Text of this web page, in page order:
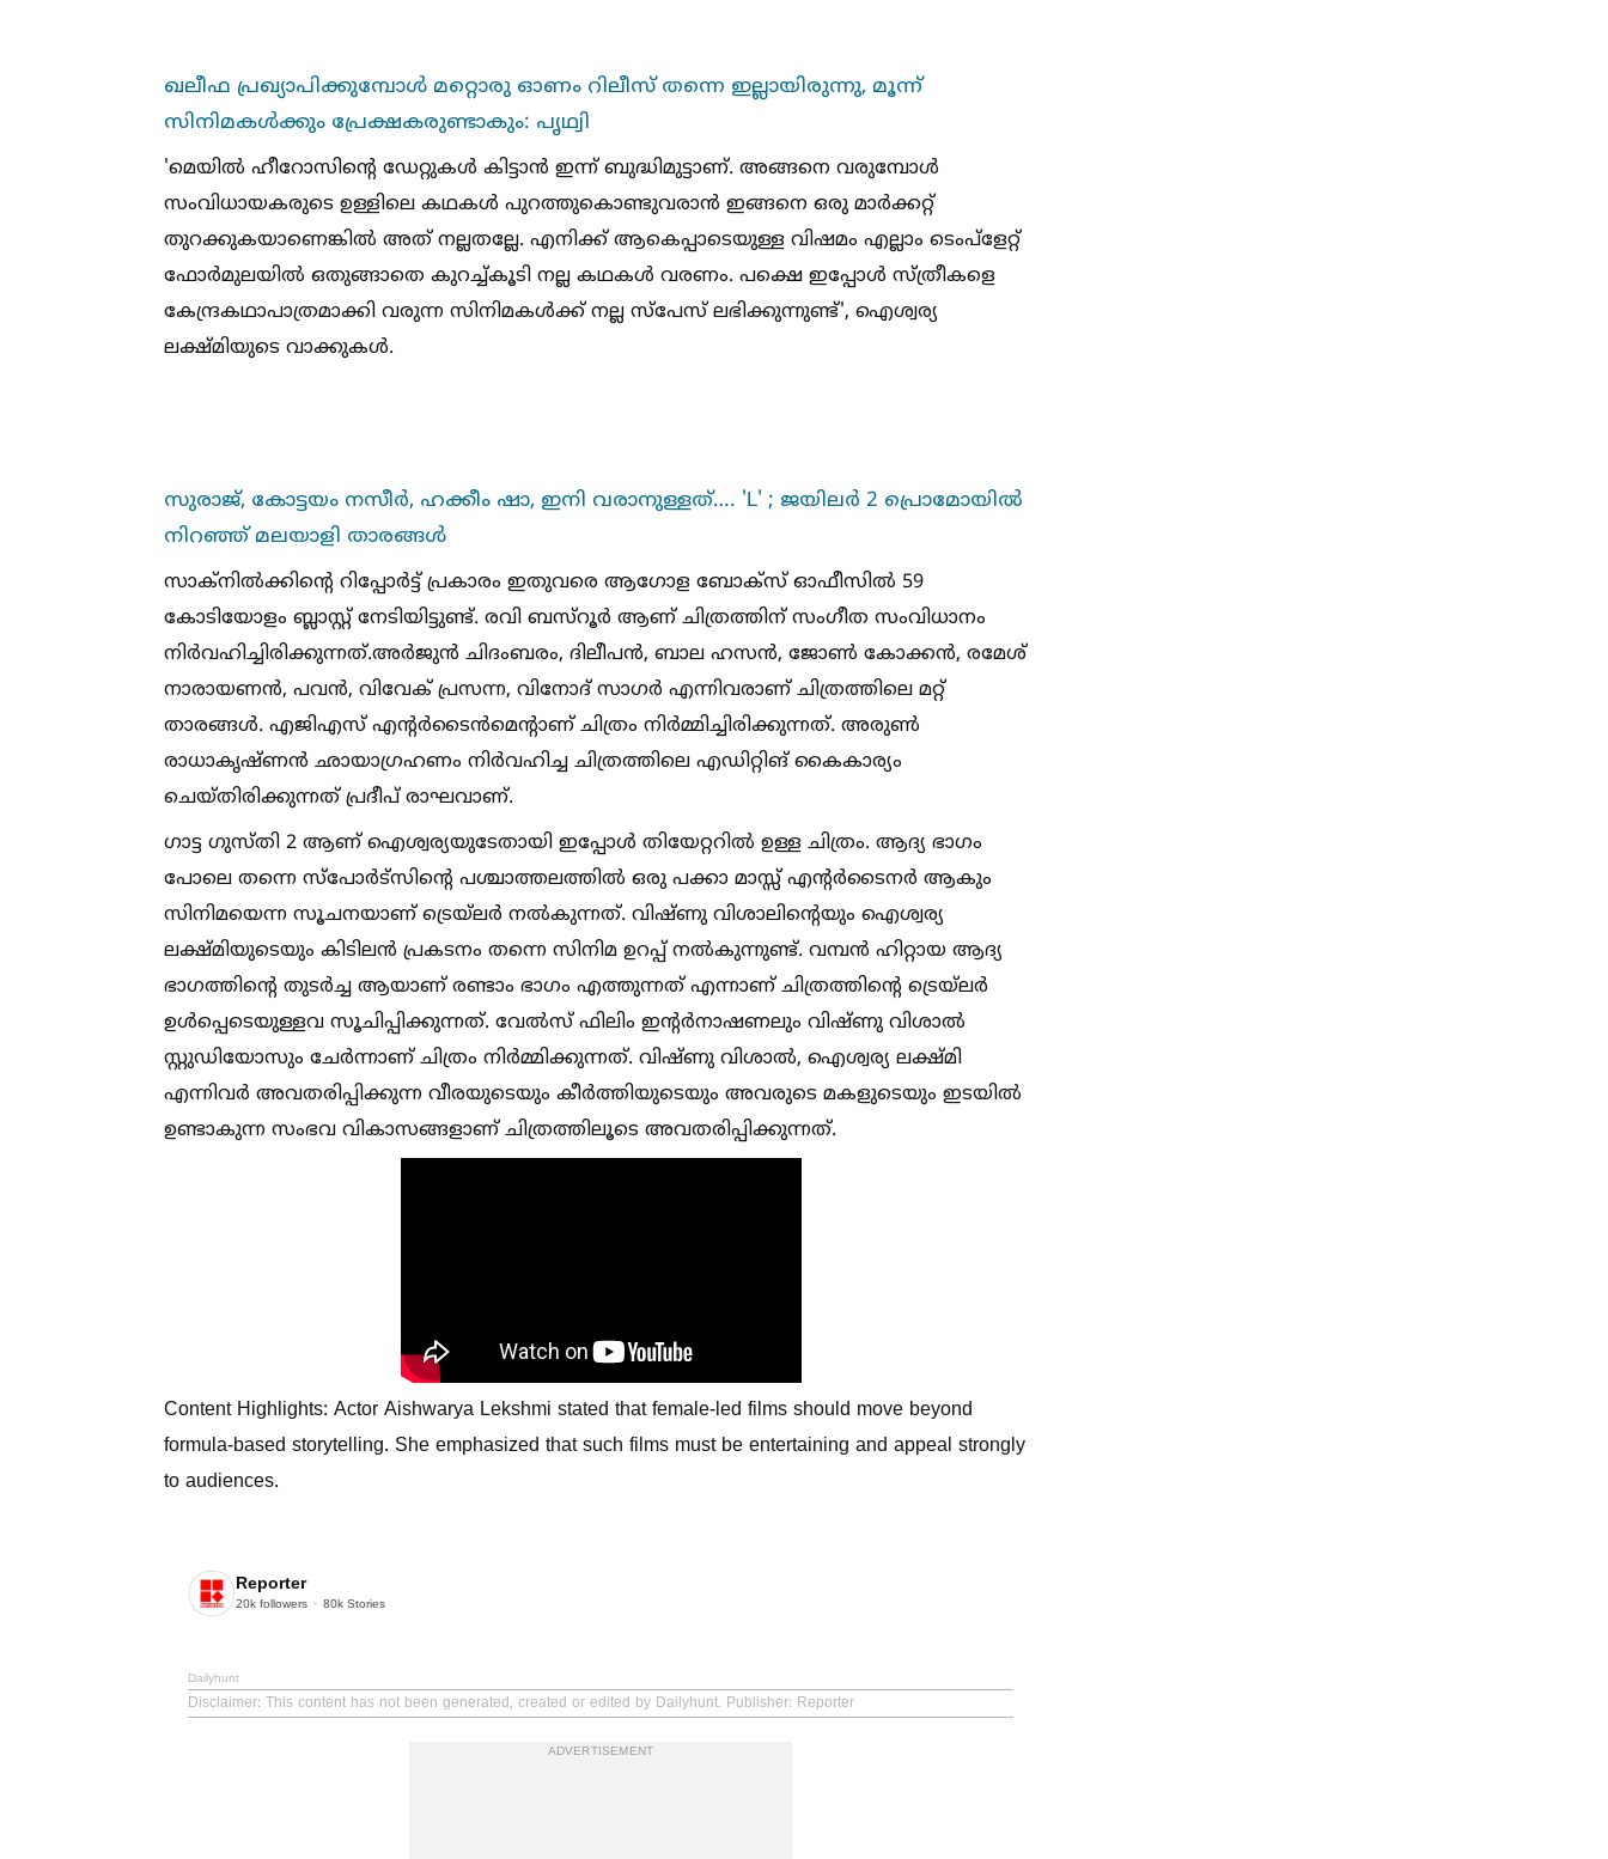
ഖലീഫ പ്രഖ്യാപിക്കുമ്പോള്‍ മറ്റൊരു ഓണം റിലീസ് തന്നെ ഇല്ലായിരുന്നു, മൂന്ന്
സിനിമകള്‍ക്കും പ്രേക്ഷകരുണ്ടാകും: പൃഥ്വി
'മെയില്‍ ഹീറോസിന്റെ ഡേറ്റുകള്‍ കിട്ടാൻ ഇന്ന് ബുദ്ധിമുട്ടാണ്. അങ്ങനെ വരുമ്പോള്‍
സംവിധായകരുടെ ഉള്ളിലെ കഥകള്‍ പുറത്തുകൊണ്ടുവരാൻ ഇങ്ങനെ ഒരു മാർക്കറ്റ്
തുറക്കുകയാണെങ്കില്‍ അത് നല്ലതല്ലേ. എനിക്ക് ആകെപ്പാടെയുള്ള വിഷമം എല്ലാം ടെംപ്ളേറ്റ്
ഫോർമുലയില്‍ ഒതുങ്ങാതെ കുറച്ച്‌കൂടി നല്ല കഥകള്‍ വരണം. പക്ഷെ ഇപ്പോള്‍ സ്ത്രീകളെ
കേന്ദ്രകഥാപാത്രമാക്കി വരുന്ന സിനിമകള്‍ക്ക് നല്ല സ്‌പേസ് ലഭിക്കുന്നുണ്ട്', ഐശ്വര്യ
ലക്ഷ്മിയുടെ വാക്കുകള്‍.
സുരാജ്, കോട്ടയം നസീർ, ഹക്കീം ഷാ, ഇനി വരാനുള്ളത്…. 'L' ; ജയിലർ 2 പ്രൊമോയില്‍
നിറഞ്ഞ് മലയാളി താരങ്ങള്‍
സാക്നില്‍ക്കിന്റെ റിപ്പോർട്ട് പ്രകാരം ഇതുവരെ ആഗോള ബോക്സ് ഓഫീസില്‍ 59
കോടിയോളം ബ്ലാസ്റ്റ് നേടിയിട്ടുണ്ട്. രവി ബസ്‌റൂർ ആണ് ചിത്രത്തിന് സംഗീത സംവിധാനം
നിർവഹിച്ചിരിക്കുന്നത്.അർജുൻ ചിദംബരം, ദിലീപൻ, ബാല ഹസൻ, ജോണ്‍ കോക്കൻ, രമേശ്
നാരായണൻ, പവൻ, വിവേക് പ്രസന്ന, വിനോദ് സാഗർ എന്നിവരാണ് ചിത്രത്തിലെ മറ്റ്
താരങ്ങള്‍. എജിഎസ് എന്റർടൈൻമെന്റാണ് ചിത്രം നിർമ്മിച്ചിരിക്കുന്നത്. അരുണ്‍
രാധാകൃഷ്ണൻ ഛായാഗ്രഹണം നിർവഹിച്ച ചിത്രത്തിലെ എഡിറ്റിങ് കൈകാര്യം
ചെയ്തിരിക്കുന്നത് പ്രദീപ് രാഘവാണ്.
ഗാട്ട ഗുസ്തി 2 ആണ് ഐശ്വര്യയുടേതായി ഇപ്പോള്‍ തിയേറ്ററില്‍ ഉള്ള ചിത്രം. ആദ്യ ഭാഗം
പോലെ തന്നെ സ്പോർട്സിന്റെ പശ്ചാത്തലത്തില്‍ ഒരു പക്കാ മാസ്സ് എന്റർടൈനർ ആകും
സിനിമയെന്ന സൂചനയാണ് ട്രെയ്‌ലർ നല്‍കുന്നത്. വിഷ്ണു വിശാലിന്റെയും ഐശ്വര്യ
ലക്ഷ്മിയുടെയും കിടിലൻ പ്രകടനം തന്നെ സിനിമ ഉറപ്പ് നല്‍കുന്നുണ്ട്. വമ്പൻ ഹിറ്റായ ആദ്യ
ഭാഗത്തിന്റെ തുടർച്ച ആയാണ് രണ്ടാം ഭാഗം എത്തുന്നത് എന്നാണ് ചിത്രത്തിന്റെ ട്രെയ്‌ലർ
ഉള്‍പ്പെടെയുള്ളവ സൂചിപ്പിക്കുന്നത്. വേല്‍സ് ഫിലിം ഇന്റർനാഷണലും വിഷ്ണു വിശാല്‍
സ്റ്റുഡിയോസും ചേർന്നാണ് ചിത്രം നിർമ്മിക്കുന്നത്. വിഷ്ണു വിശാല്‍, ഐശ്വര്യ ലക്ഷ്മി
എന്നിവർ അവതരിപ്പിക്കുന്ന വീരയുടെയും കീർത്തിയുടെയും അവരുടെ മകളുടെയും ഇടയില്‍
ഉണ്ടാകുന്ന സംഭവ വികാസങ്ങളാണ് ചിത്രത്തിലൂടെ അവതരിപ്പിക്കുന്നത്.
Content Highlights: Actor Aishwarya Lekshmi stated that female-led films should move beyond
formula-based storytelling. She emphasized that such films must be entertaining and appeal strongly
to audiences.
Reporter
20k followers 80k Stories
Dailyhunt
Disclaimer: This content has not been generated, created or edited by Dailyhunt. Publisher: Reporter
ADVERTISEMENT